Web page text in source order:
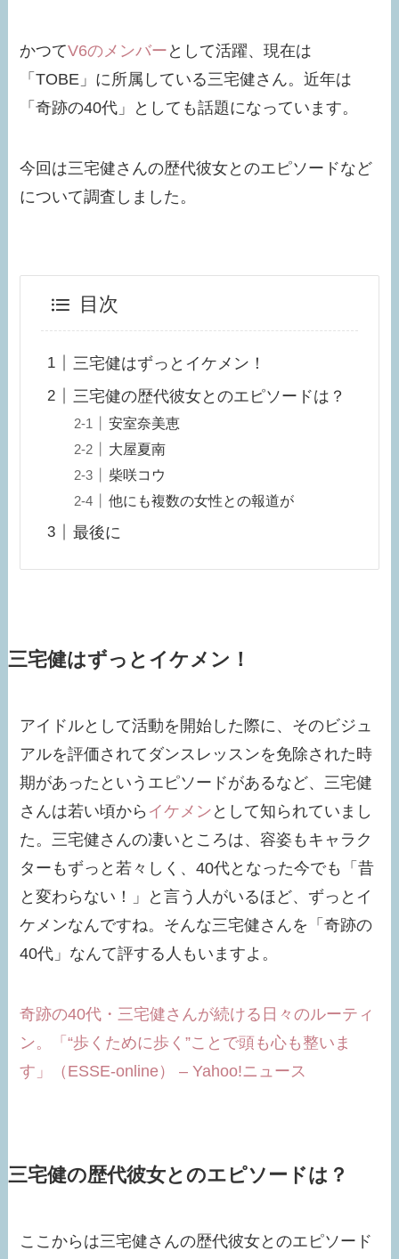
かつてV6のメンバー として活躍、現在は
「TOBE」に所属している三宅健さん。近年は
「奇跡の40代」としても話題になっています。
今回は三宅健さんの歴代彼女とのエピソードなど
について調査しました。
目次
三宅健はずっとイケメン！
三宅健の歴代彼女とのエピソードは？
安室奈美恵
大屋夏南
柴咲コウ
他にも複数の女性との報道が
最後に
三宅健はずっとイケメン！
アイドルとして活動を開始した際に、そのビジュ
アルを評価されてダンスレッスンを免除された時
期があったというエピソードがあるなど、三宅健
さんは若い頃から イケメン として知られていまし
た。三宅健さんの凄いところは、容姿もキャラク
ターもずっと若々しく、40代となった今でも「昔
と変わらない！」と言う人がいるほど、ずっとイ
ケメンなんですね。そんな三宅健さんを「奇跡の
40代」なんて評する人もいますよ。
奇跡の40代・三宅健さんが続ける日々のルーティ
ン。「“歩くために歩く”ことで頭も心も整いま
す」（ESSE-online） – Yahoo!ニュース
三宅健の歴代彼女とのエピソードは？
ここからは三宅健さんの歴代彼女とのエピソード